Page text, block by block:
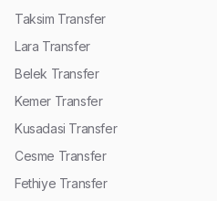
Taksim Transfer
Lara Transfer
Belek Transfer
Kemer Transfer
Kusadasi Transfer
Cesme Transfer
Fethiye Transfer